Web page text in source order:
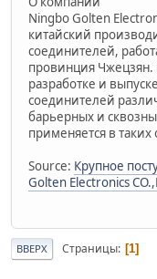
Ningbo Golten
китайский
соединителей,
провинция Чжецзян.
разработке и
соединителей
барьерных и
применяется в
Source: Крупное
Golten Electronics
ВВЕРХ Страницы 1